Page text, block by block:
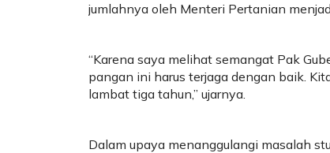
jumlahnya oleh Menteri Pertanian
“Karena saya melihat semangat Pak
pangan ini harus terjaga dengan baik.
lambat tiga tahun,” ujarnya.
Dalam upaya menanggulangi masalah